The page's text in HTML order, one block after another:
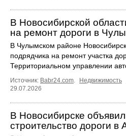
В Новосибирской
на ремонт дороги в
В Чулымском районе
подрядчика на ремонт участка
Территориальном управлении
Источник: Babr24.com. Недвижимость
29.07.2026
В Новосибирске
строительство дороги в